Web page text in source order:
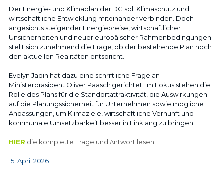
Der Energie- und Klimaplan der DG soll Klimaschutz und
wirtschaftliche Entwicklung miteinander verbinden. Doch
angesichts steigender Energiepreise, wirtschaftlicher
Unsicherheiten und neuer europäischer Rahmenbedingungen
stellt sich zunehmend die Frage, ob der bestehende Plan noch
den aktuellen Realitäten entspricht.
Evelyn Jadin hat dazu eine schriftliche Frage an
Ministerpräsident Oliver Paasch gerichtet. Im Fokus stehen die
Rolle des Plans für die Standortattraktivität, die Auswirkungen
auf die Planungssicherheit für Unternehmen sowie mögliche
Anpassungen, um Klimaziele, wirtschaftliche Vernunft und
kommunale Umsetzbarkeit besser in Einklang zu bringen.
HIER die komplette Frage und Antwort lesen.
15. April 2026